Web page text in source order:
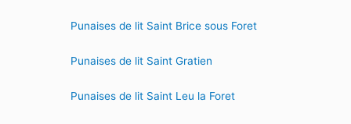
Punaises de lit Saint Brice sous Foret
Punaises de lit Saint Gratien
Punaises de lit Saint Leu la Foret